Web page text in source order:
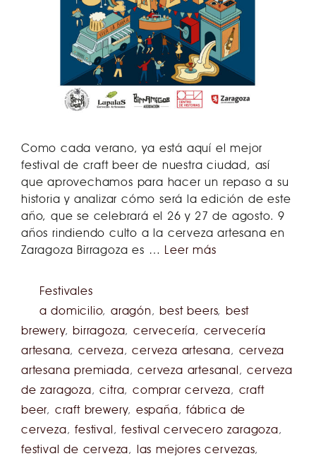
Como cada verano, ya está aquí el mejor
festival de craft beer de nuestra ciudad, así
que aprovechamos para hacer un repaso a su
historia y analizar cómo será la edición de este
año, que se celebrará el 26 y 27 de agosto. 9
años rindiendo culto a la cerveza artesana en
Zaragoza Birragoza es … Leer más
Festivales
a domicilio,aragón,best beers,best
brewery,birragoza,cervecería, cervecería
artesana,cerveza,cerveza artesana, cerveza
artesana premiada,cerveza artesanal,cerveza
de zaragoza,citra,comprar cerveza, craft
beer, craft brewery, españa,fábrica de
cerveza,festival,festival cervecero zaragoza,
festival de cerveza, las mejores cervezas,